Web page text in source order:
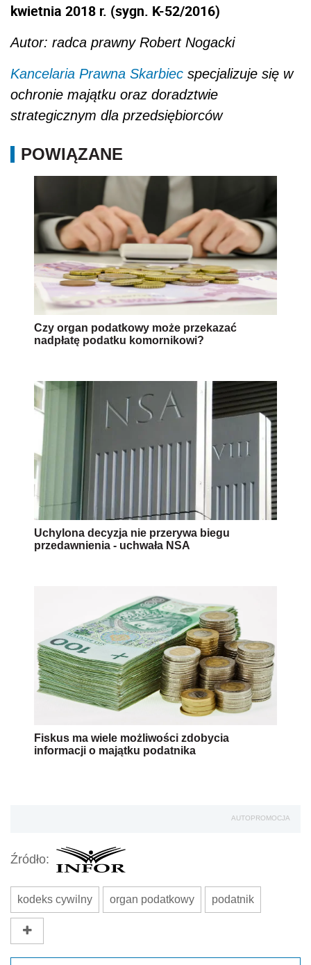
kwietnia 2018 r. (sygn. K-52/2016)
Autor: radca prawny Robert Nogacki
Kancelaria Prawna Skarbiec specjalizuje się w
ochronie majątku oraz doradztwie
strategicznym dla przedsiębiorców
POWIĄZANE
Czy organ podatkowy może przekazać
nadpłatę podatku komornikowi?
Uchylona decyzja nie przerywa biegu
przedawnienia - uchwała NSA
Fiskus ma wiele możliwości zdobycia
informacji o majątku podatnika
AUTOPROMOCJA
Źródło:
kodeks cywilny organ podatkowy podatnik